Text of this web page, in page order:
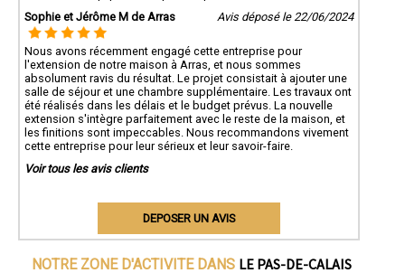
Sophie et Jérôme M de Arras
Avis déposé le 22/06/2024
Nous avons récemment engagé cette entreprise pour
l'extension de notre maison à Arras, et nous sommes
absolument ravis du résultat. Le projet consistait à ajouter une
salle de séjour et une chambre supplémentaire. Les travaux ont
été réalisés dans les délais et le budget prévus. La nouvelle
extension s'intègre parfaitement avec le reste de la maison, et
les finitions sont impeccables. Nous recommandons vivement
cette entreprise pour leur sérieux et leur savoir-faire.
Voir tous les avis clients
DEPOSER UN AVIS
NOTRE ZONE D'ACTIVITE DANS LE PAS-DE-CALAIS